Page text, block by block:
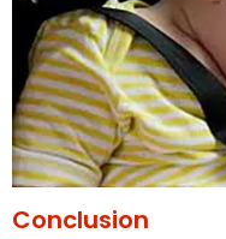
Conclusion